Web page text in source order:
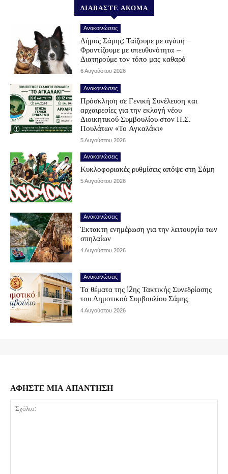
ΔΙΑΒΑΣΤΕ ΑΚΟΜΑ
Ανακοινώσεις
Δήμος Σάμης: Ταΐζουμε με αγάπη –
Φροντίζουμε με υπευθυνότητα –
Διατηρούμε τον τόπο μας καθαρό
6 Αυγούστου 2026
Ανακοινώσεις
Πρόσκληση σε Γενική Συνέλευση και
αρχαιρεσίες για την εκλογή νέου
Διοικητικού Συμβουλίου στον Π.Σ.
Πουλάτων «Το Αγκαλάκι»
5 Αυγούστου 2026
Ανακοινώσεις
Κυκλοφοριακές ρυθμίσεις απόψε στη Σάμη
5 Αυγούστου 2026
Ανακοινώσεις
Έκτακτη ενημέρωση για την λειτουργία των
σπηλαίων
4 Αυγούστου 2026
Ανακοινώσεις
Τα θέματα της 12ης Τακτικής Συνεδρίασης
του Δημοτικού Συμβουλίου Σάμης
4 Αυγούστου 2026
ΑΦΗΣΤΕ ΜΙΑ ΑΠΑΝΤΗΣΗ